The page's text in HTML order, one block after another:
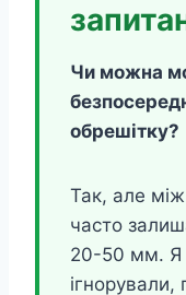
Чи можна
обрешітку?
Так, але
часто
20-50 мм. Я
ігнорували,